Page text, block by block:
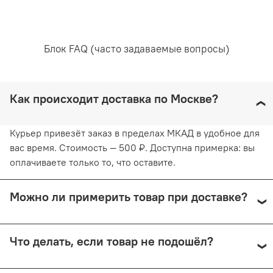
Уход за вещами:
недопустимо и навредит ткани. Отжимайте белье
руками, не применяя силу. Глажка запрещена. Сушить
белье желательно в вертикальном положении, не
его эстетический вид.
Блок FAQ (часто задаваемые вопросы)
Как происходит доставка по Москве?
Курьер привезёт заказ в пределах МКАД в удобное для
вас время. Стоимость — 500 ₽. Доступна примерка: вы
оплачиваете только то, что оставите.
Можно ли примерить товар при доставке?
СДЭК с примеркой. Первые 15 минут — бесплатно.
Что делать, если товар не подошёл?